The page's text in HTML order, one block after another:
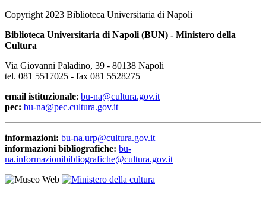
Copyright 2023 Biblioteca Universitaria di Napoli
Biblioteca Universitaria di Napoli (BUN) - Ministero della
Cultura
Via Giovanni Paladino, 39 - 80138 Napoli
tel. 081 5517025 - fax 081 5528275
email istituzionale: bu-na@cultura.gov.it
pec: bu-na@pec.cultura.gov.it
informazioni: bu-na.urp@cultura.gov.it
informazioni bibliografiche: bu-
na.informazionibibliografiche@cultura.gov.it